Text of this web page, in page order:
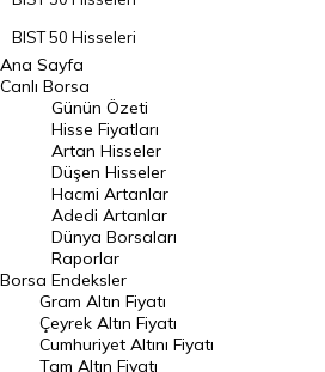
BIST 50 Hisseleri
BIST 100 Hisseleri
En Çok Artan Hisseler
En Çok Düşen Hisseler
Hacmi Artanlar
Geçmiş Kapanışlar
Dünya Borsaları
Raporlar
Endeksler
Ana Sayfa
Canlı Borsa
Borsa
Günün Özeti
Hisse Fiyatları
Artan Hisseler
Düşen Hisseler
Hacmi Artanlar
Adedi Artanlar
Dünya Borsaları
Raporlar
Endeksler
Gram Altın Fiyatı
Çeyrek Altın Fiyatı
Cumhuriyet Altını Fiyatı
Tam Altın Fiyatı